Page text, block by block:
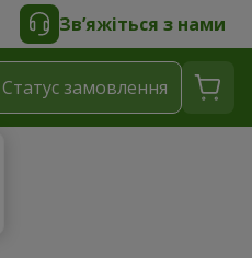
Зв’яжіться з нами
Статус замовлення